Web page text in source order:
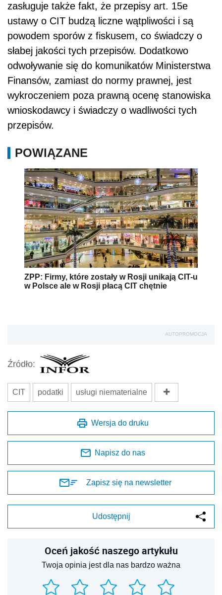
zasługuje także fakt, że przepisy art. 15e
ustawy o CIT budzą liczne wątpliwości i są
powodem sporów z fiskusem, co świadczy o
słabej jakości tych przepisów. Dodatkowo
odwoływanie się do komunikatów Ministerstwa
Finansów, zamiast do normy prawnej, jest
wykroczeniem poza prawną ocenę stanowiska
wnioskodawcy i świadczy o wadliwości tych
przepisów.
POWIĄZANE
ZPP: Firmy, które zostały w Rosji unikają CIT-u
w Polsce ale w Rosji płacą CIT chętnie
AUTOPROMOCJA
Źródło:
CIT podatki usługi niematerialne
Wersja do druku
Napisz do nas
Zapisz się na newsletter
Udostępnij
Oceń jakość naszego artykułu
Twoja opinia jest dla nas bardzo ważna